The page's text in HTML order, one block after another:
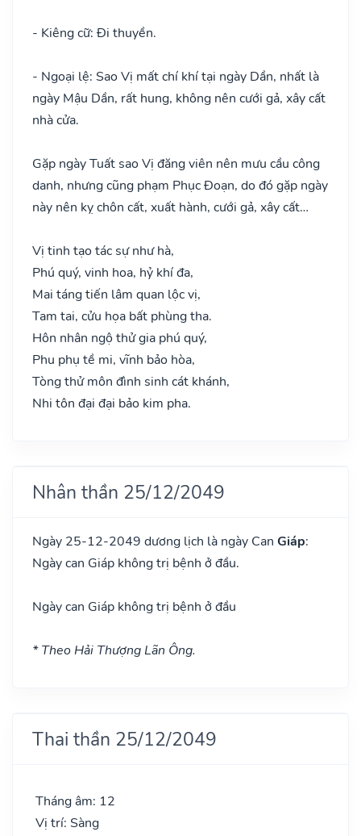
- Kiêng cữ: Đi thuyền.
- Ngoại lệ: Sao Vị mất chí khí tại ngày Dần, nhất là
ngày Mậu Dần, rất hung, không nên cưới gả, xây cất
nhà cửa.
Gặp ngày Tuất sao Vị đăng viên nên mưu cầu công
danh, nhưng cũng phạm Phục Đoạn, do đó gặp ngày
này nên kỵ chôn cất, xuất hành, cưới gả, xây cất…
Vị tinh tạo tác sự như hà,
Phú quý, vinh hoa, hỷ khí đa,
Mai táng tiến lâm quan lộc vị,
Tam tai, cửu họa bất phùng tha.
Hôn nhân ngộ thử gia phú quý,
Phu phụ tề mi, vĩnh bảo hòa,
Tòng thử môn đình sinh cát khánh,
Nhi tôn đại đại bảo kim pha.
Nhân thần 25/12/2049
Ngày 25-12-2049 dương lịch là ngày Can Giáp:
Ngày can Giáp không trị bệnh ở đầu.
Ngày can Giáp không trị bệnh ở đầu
* Theo Hải Thượng Lãn Ông.
Thai thần 25/12/2049
Tháng âm: 12
Vị trí: Sàng